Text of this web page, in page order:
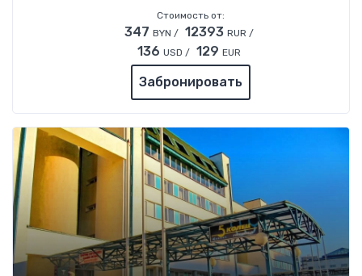
Стоимость от:
347 BYN / 12393 RUR /
136 USD / 129 EUR
Забронировать